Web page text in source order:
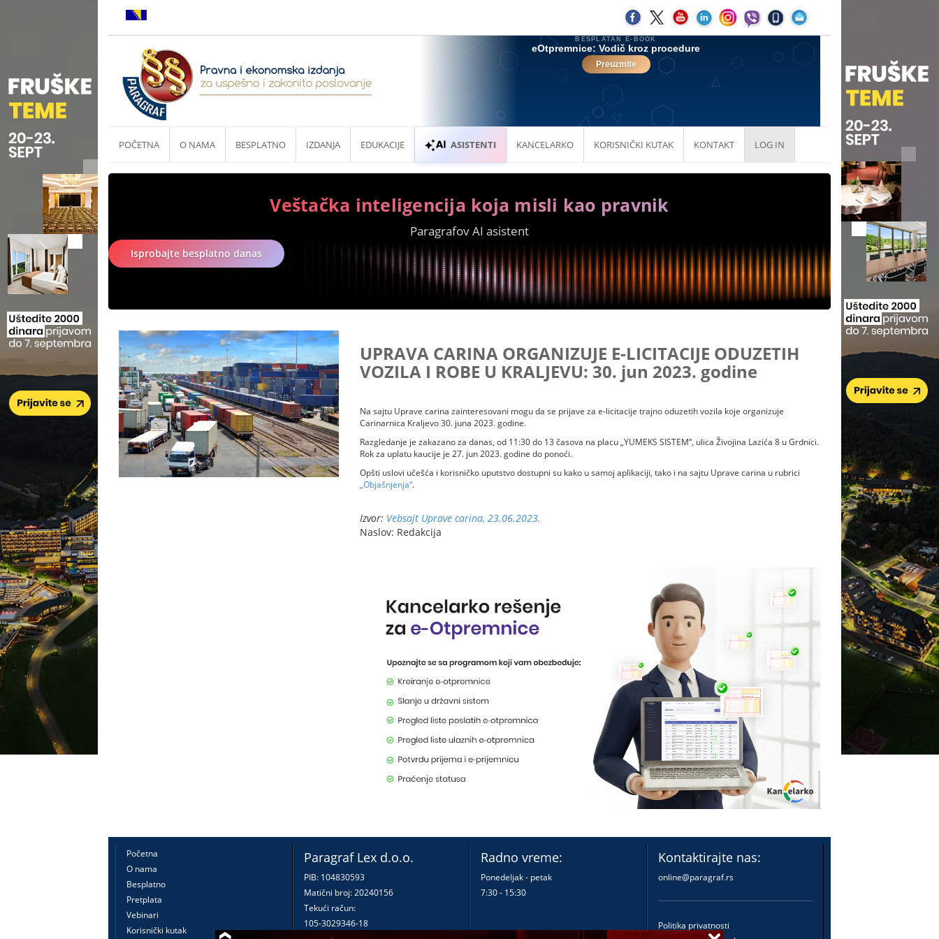
POČETNA O NAMA BESPLATNO IZDANJA EDUKACIJE ASISTENTI KANCELARKO KORISNIČKI KUTAK KONTAKT LOG IN
Veštačka inteligencija koja misli kao pravnik
Paragrafov AI asistent
Isprobajte besplatno danas
UPRAVA CARINA ORGANIZUJE E-LICITACIJE ODUZETIH
VOZILA I ROBE U KRALJEVU: 30. jun 2023. godine
Na sajtu Uprave carina zainteresovani mogu da se prijave za e-licitacije trajno oduzetih vozila koje organizuje
Carinarnica Kraljevo 30. juna 2023. godine.
Razgledanje je zakazano za danas, od 11:30 do 13 časova na placu „YUMEKS SISTEM“, ulica Živojina Lazića 8 u Grdnici.
Rok za uplatu kaucije je 27. jun 2023. godine do ponoći.
Opšti uslovi učešća i korisničko uputstvo dostupni su kako u samoj aplikaciji, tako i na sajtu Uprave carina u rubrici
„Objašnjenja“.
Izvor: Vebsajt Uprave carina, 23.06.2023.
Naslov: Redakcija
Početna
O nama
Besplatno
Pretplata
Vebinari
Korisnički kutak
Paragraf Lex d.o.o.
PIB: 104830593
Matični broj: 20240156
Tekući račun:
105-3029346-18
160-0000000380290-23
Radno vreme:
Ponedeljak - petak
7:30 - 15:30
Kontaktirajte nas:
online@paragraf.rs
Politika privatnosti